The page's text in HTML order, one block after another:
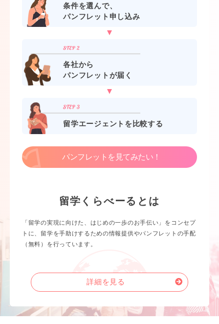
条件を選んで、
パンフレット申し込み
各社から
パンフレットが届く
留学エージェントを比較する
パンフレットを見てみたい！
留学くらべーるとは
「留学の実現に向けた、はじめの一歩のお手伝い」をコンセプ
トに、留学を手助けするための情報提供やパンフレットの手配
（無料）を行っています。
詳細を見る